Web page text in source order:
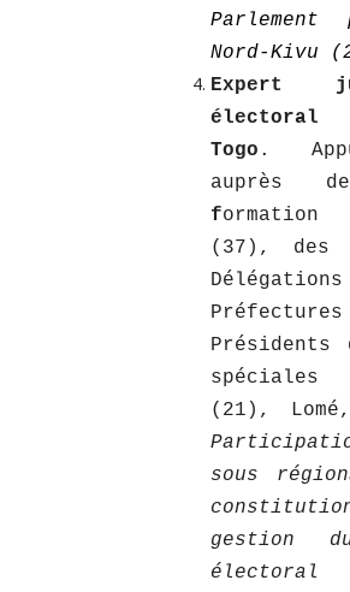
Nord-Kivu
Expert
électoral
Togo .
auprès
f
(37), des
Présidents
spéciales
(21),
sous
gestion
électoral